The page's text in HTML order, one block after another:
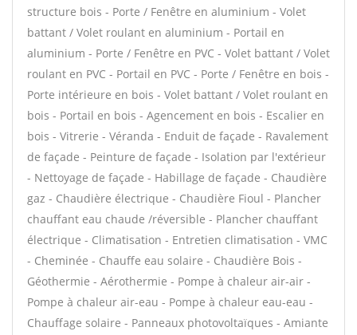
structure bois - Porte / Fenêtre en aluminium - Volet
battant / Volet roulant en aluminium - Portail en
aluminium - Porte / Fenêtre en PVC - Volet battant / Volet
roulant en PVC - Portail en PVC - Porte / Fenêtre en bois -
Porte intérieure en bois - Volet battant / Volet roulant en
bois - Portail en bois - Agencement en bois - Escalier en
bois - Vitrerie - Véranda - Enduit de façade - Ravalement
de façade - Peinture de façade - Isolation par l'extérieur
- Nettoyage de façade - Habillage de façade - Chaudière
gaz - Chaudière électrique - Chaudière Fioul - Plancher
chauffant eau chaude /réversible - Plancher chauffant
électrique - Climatisation - Entretien climatisation - VMC
- Cheminée - Chauffe eau solaire - Chaudière Bois -
Géothermie - Aérothermie - Pompe à chaleur air-air -
Pompe à chaleur air-eau - Pompe à chaleur eau-eau -
Chauffage solaire - Panneaux photovoltaïques - Amiante